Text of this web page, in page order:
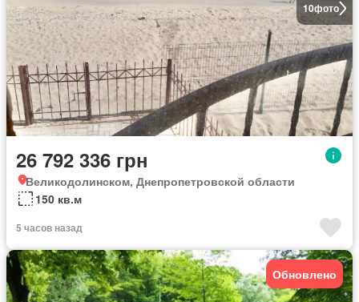
10фото
26 792 336 грн
Великодолинском, Днепропетровской области
150 кв.м
5 часов назад
Обновлено